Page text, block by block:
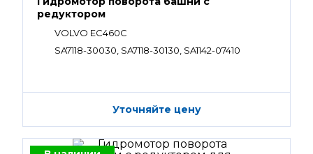
редуктором
VOLVO EC460C
SA7118-30030, SA7118-30130, SA1142-07410
Уточняйте цену